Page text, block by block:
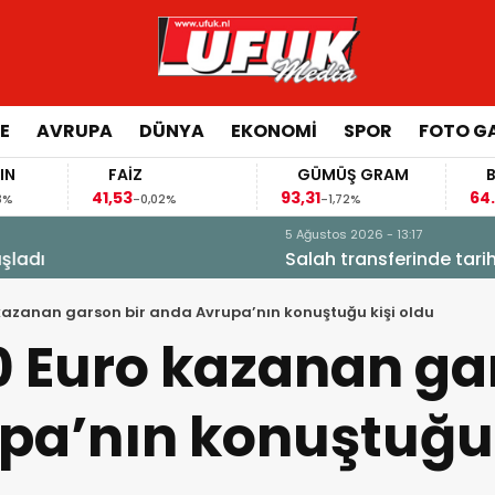
AVRUPA DÜNYA EKONOMI SPOR FOTO
41,53
-0,02%
GÜMÜŞ GRAM
-1,72%
BITCOIN
64.680,00
-
büyük heyecan
garson bir anda Avrupa’nın konuştuğu kişi oldu
Euro kazanan